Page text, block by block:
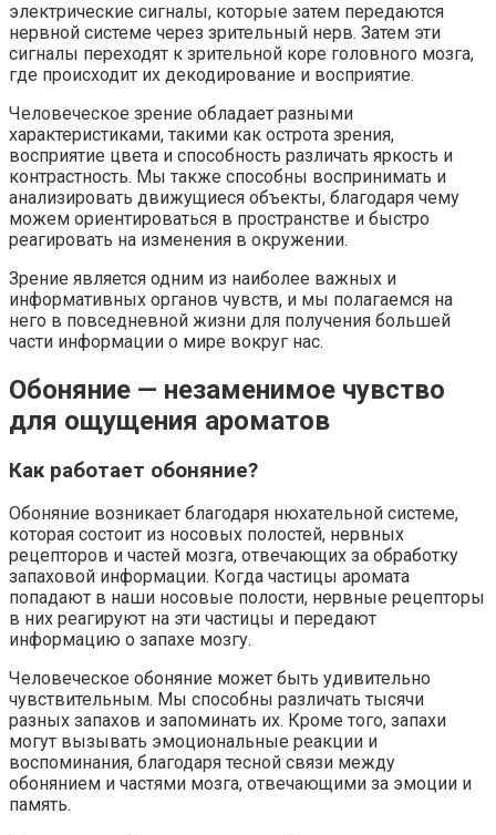
электрические сигналы, которые затем передаются
нервной системе через зрительный нерв. Затем эти
сигналы переходят к зрительной коре головного мозга,
где происходит их декодирование и восприятие.
Человеческое зрение обладает разными
характеристиками, такими как острота зрения,
восприятие цвета и способность различать яркость и
контрастность. Мы также способны воспринимать и
анализировать движущиеся объекты, благодаря чему
можем ориентироваться в пространстве и быстро
реагировать на изменения в окружении.
Зрение является одним из наиболее важных и
информативных органов чувств, и мы полагаемся на
него в повседневной жизни для получения большей
части информации о мире вокруг нас.
Обоняние — незаменимое чувство
для ощущения ароматов
Как работает обоняние?
Обоняние возникает благодаря нюхательной системе,
которая состоит из носовых полостей, нервных
рецепторов и частей мозга, отвечающих за обработку
запаховой информации. Когда частицы аромата
попадают в наши носовые полости, нервные рецепторы
в них реагируют на эти частицы и передают
информацию о запахе мозгу.
Человеческое обоняние может быть удивительно
чувствительным. Мы способны различать тысячи
разных запахов и запоминать их. Кроме того, запахи
могут вызывать эмоциональные реакции и
воспоминания, благодаря тесной связи между
обонянием и частями мозга, отвечающими за эмоции и
память.